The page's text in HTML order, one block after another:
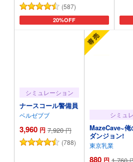
(587)
20%OFF
カートに追加
シミュレーション
ナースコール警備員
ベルゼブブ
3,960 円 7,920 円
(788)
シミュ
MazeCave~
ダンジョン!
東京乳業
880 円